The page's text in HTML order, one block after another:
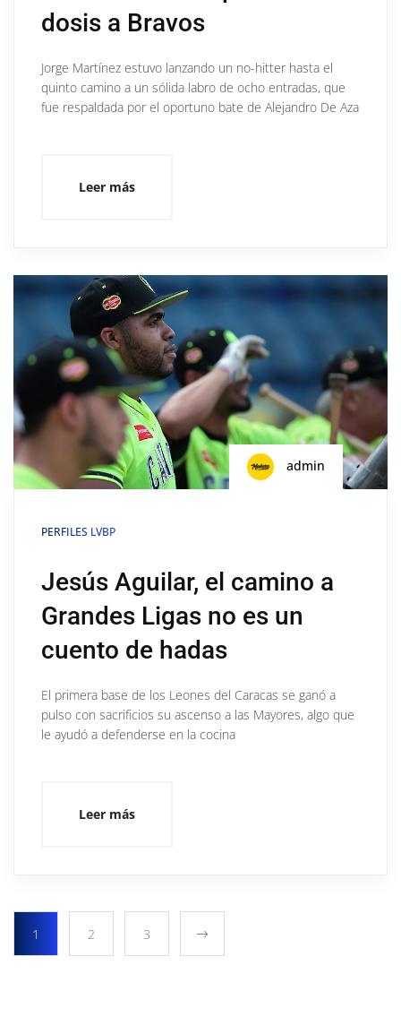
dosis a Bravos
Jorge Martínez estuvo lanzando un no-hitter hasta el
quinto camino a un sólida labro de ocho entradas, que
fue respaldada por el oportuno bate de Alejandro De Aza
Leer más
admin
PERFILES LVBP
Jesús Aguilar, el camino a
Grandes Ligas no es un
cuento de hadas
El primera base de los Leones del Caracas se ganó a
pulso con sacrificios su ascenso a las Mayores, algo que
le ayudó a defenderse en la cocina
Leer más
1 2 3